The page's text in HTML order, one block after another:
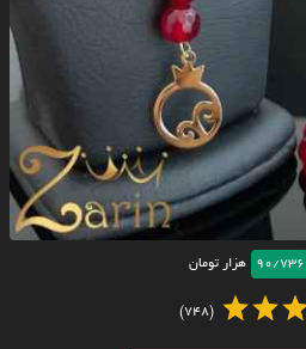
90/736 هزار تومان
(748)